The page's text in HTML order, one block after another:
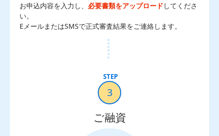
お申込内容を入力し、 必要書類をアップロード してくださ
い。
EメールまたはSMSで正式審査結果をご連絡します。
3
ご融資